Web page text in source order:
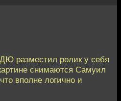
разместил ролик у себя
снимаются Самуил
вполне логично и